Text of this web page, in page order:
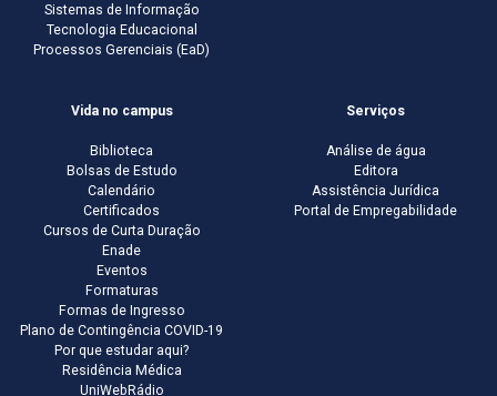
Sistemas de Informação
Tecnologia Educacional
Processos Gerenciais (EaD)
Vida no campus
Biblioteca
Bolsas de Estudo
Calendário
Certificados
Cursos de Curta Duração
Enade
Eventos
Formaturas
Formas de Ingresso
Plano de Contingência COVID-19
Por que estudar aqui?
Residência Médica
UniWebRádio
Serviços
Análise de água
Editora
Assistência Jurídica
Portal de Empregabilidade